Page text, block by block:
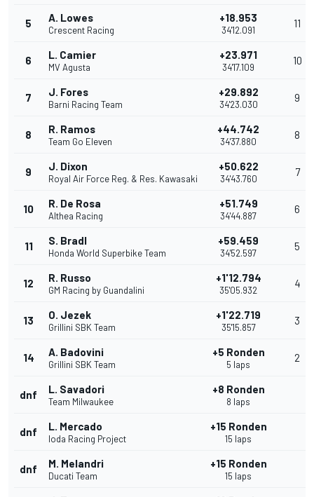
5 A. Lowes
Crescent Racing
+18.953
34'12.091
11
6 L. Camier
MV Agusta
+23.971
34'17.109
10
7 J. Fores
Barni Racing Team
+29.892
34'23.030
9
8 R. Ramos
Team Go Eleven
+44.742
34'37.880
8
9 J. Dixon
Royal Air Force Reg. & Res. Kawasaki
+50.622
34'43.760
7
10 R. De Rosa
Althea Racing
+51.749
34'44.887
6
11 S. Bradl
Honda World Superbike Team
+59.459
34'52.597
5
12 R. Russo
GM Racing by Guandalini
+1'12.794
35'05.932
4
13 O. Jezek
Grillini SBK Team
+1'22.719
35'15.857
3
14 A. Badovini
Grillini SBK Team
+5 Ronden
5 laps
2
dnf L. Savadori
Team Milwaukee
+8 Ronden
8 laps
dnf L. Mercado
Ioda Racing Project
+15 Ronden
15 laps
dnf M. Melandri
Ducati Team
+15 Ronden
15 laps